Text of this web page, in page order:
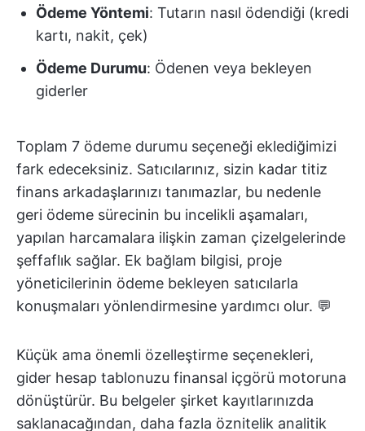
Ödeme Yöntemi: Tutarın nasıl ödendiği (kredi
kartı, nakit, çek)
Ödeme Durumu: Ödenen veya bekleyen
giderler
Toplam 7 ödeme durumu seçeneği eklediğimizi
fark edeceksiniz. Satıcılarınız, sizin kadar titiz
finans arkadaşlarınızı tanımazlar, bu nedenle
geri ödeme sürecinin bu incelikli aşamaları,
yapılan harcamalara ilişkin zaman çizelgelerinde
şeffaflık sağlar. Ek bağlam bilgisi, proje
yöneticilerinin ödeme bekleyen satıcılarla
konuşmaları yönlendirmesine yardımcı olur. 💬
Küçük ama önemli özelleştirme seçenekleri,
gider hesap tablonuzu finansal içgörü motoruna
dönüştürür. Bu belgeler şirket kayıtlarınızda
saklanacağından, daha fazla öznitelik analitik